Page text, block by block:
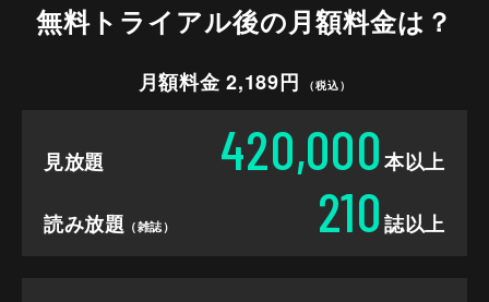
無料トライアル後の月額料金は？
月額料金 2,189円 （税込）
見放題 420,000 本以上
読み放題 （雑誌） 210 誌以上